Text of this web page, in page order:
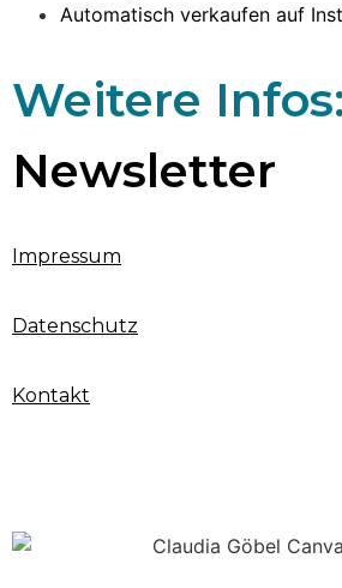
Automatisch verkaufen auf
Weitere Infos:
Newsletter
Impressum
Datenschutz
Kontakt